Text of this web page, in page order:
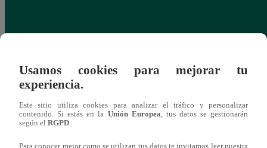
Usamos cookies para mejorar tu
experiencia.
Este sitio utiliza cookies para analizar el tráfico y personalizar
contenido. Si estás en la Unión Europea , tus datos se gestionarán
según el RGPD
Para conocer mejor como se utilizan tus datos te invitamos leer nuestra